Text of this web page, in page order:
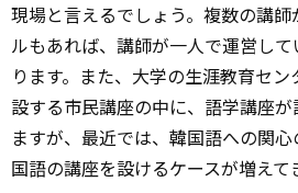
現場と言えるでしょう。複数の講
ルもあれば、講師が一人で運営し
ります。また、大学の生涯教育セ
設する市民講座の中に、語学講座
ますが、最近では、韓国語への関
国語の講座を設けるケースが増えて